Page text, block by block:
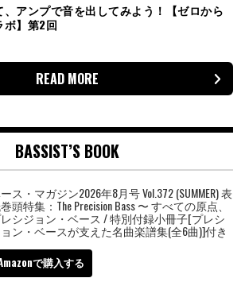
アンプで音を出してみよう！【ゼロから
ボ】第2回
READ MORE
BASSIST’S BOOK
ス・マガジン2026年8月号 Vol.372 (SUMMER) 表
頭特集：The Precision Bass 〜 すべての原点、
シジョン・ベース / 特別付録小冊子[プレシ
ン・ベースが支えた名曲楽譜集(全6曲)]付き
で購入する